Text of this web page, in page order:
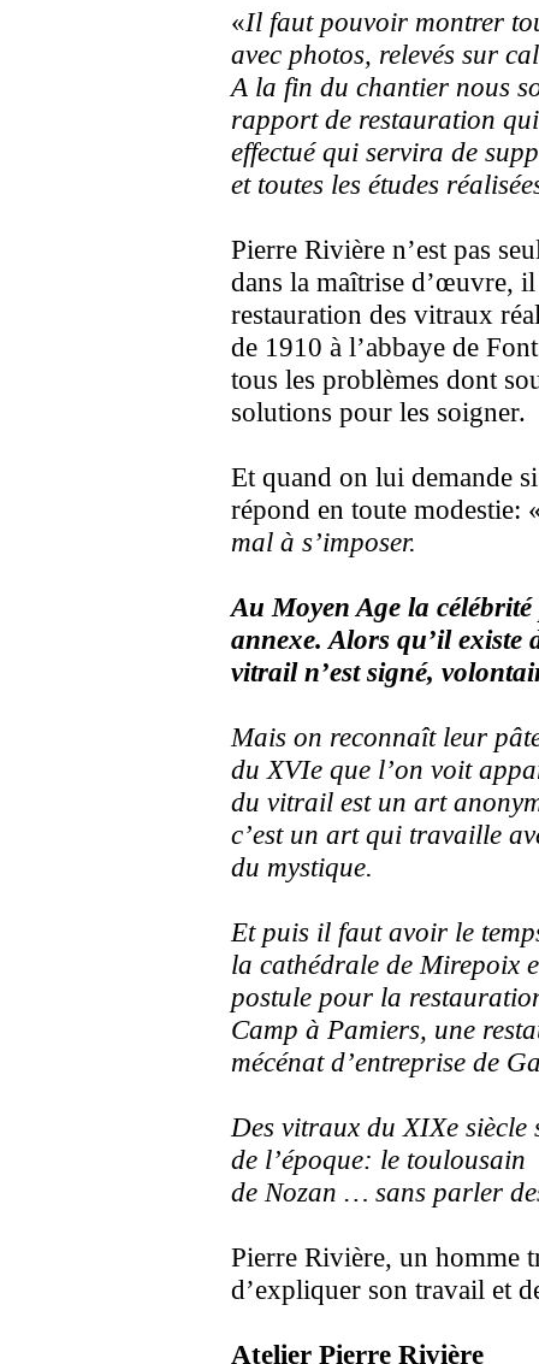
«Il faut pouvoir montrer
avec photos, relevés sur
A la fin du chantier nous
rapport de restauration
effectué qui servira de
et toutes les études
Pierre Rivière n’est pas
dans la maîtrise d’œuvre, il
restauration des vitraux
de 1910 à l’abbaye de
tous les problèmes dont
solutions pour les soigner.
Et quand on lui demande
répond en toute modestie:
mal à s’imposer.
Au Moyen Age la
annexe. Alors qu’il existe
vitrail n’est signé,
Mais on reconnaît leur
du XVIe que l’on voit
du vitrail est un art
c’est un art qui travaille
du mystique.
Et puis il faut avoir le
la cathédrale de Mirepoix
postule pour la
Camp à Pamiers, une
mécénat d’entreprise de
Des vitraux du XIXe
de l’époque: le
de Nozan … sans parler
Pierre Rivière, un homme
d’expliquer son travail et
Atelier Pierre Rivière